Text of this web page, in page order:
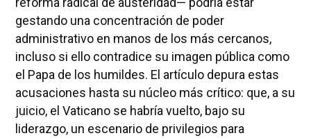
gestando una concentración de poder
administrativo en manos de los más cercanos,
incluso si ello contradice su imagen pública como
el Papa de los humildes. El artículo depura estas
acusaciones hasta su núcleo más crítico: que, a su
juicio, el Vaticano se habría vuelto, bajo su
liderazgo, un escenario de privilegios para